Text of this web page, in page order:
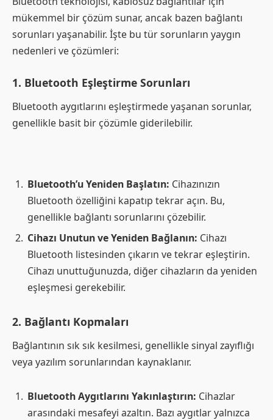
mükemmel bir çözüm sunar, ancak bazen bağlantı
sorunları yaşanabilir. İşte bu tür sorunların yaygın
nedenleri ve çözümleri:
1. Bluetooth Eşleştirme Sorunları
Bluetooth aygıtlarını eşleştirmede yaşanan sorunlar,
genellikle basit bir çözümle giderilebilir.
Bluetooth’u Yeniden Başlatın: Cihazınızın
Bluetooth özelliğini kapatıp tekrar açın. Bu,
genellikle bağlantı sorunlarını çözebilir.
Cihazı Unutun ve Yeniden Bağlanın: Cihazı
Bluetooth listesinden çıkarın ve tekrar eşleştirin.
Cihazı unuttuğunuzda, diğer cihazların da yeniden
eşleşmesi gerekebilir.
2. Bağlantı Kopmaları
Bağlantının sık sık kesilmesi, genellikle sinyal zayıflığı
veya yazılım sorunlarından kaynaklanır.
Bluetooth Aygıtlarını Yakınlaştırın: Cihazlar
arasındaki mesafeyi azaltın. Bazı aygıtlar yalnızca